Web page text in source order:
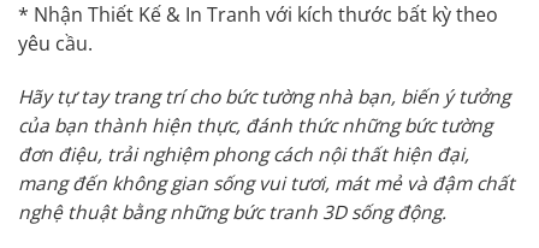
* Nhận Thiết Kế & In Tranh với kích thước bất kỳ theo
yêu cầu.
Hãy tự tay trang trí cho bức tường nhà bạn, biến ý tưởng
của bạn thành hiện thực, đánh thức những bức tường
đơn điệu, trải nghiệm phong cách nội thất hiện đại,
mang đến không gian sống vui tươi, mát mẻ và đậm chất
nghệ thuật bằng những bức tranh 3D sống động.